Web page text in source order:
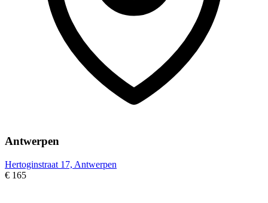
Antwerpen
Hertoginstraat 17, Antwerpen
€ 165